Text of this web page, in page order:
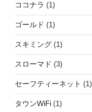
ココナラ (1)
ゴールド (1)
スキミング (1)
スローマド (3)
セーフティーネット (1)
タウンWiFi (1)